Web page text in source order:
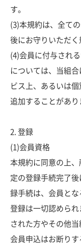
す。
(3)本規約は、全て
後にお守りいただく
(4)会員に付与され
については、当組
ビス上、あるいは
追加することがあり
2. 登録
(1)会員資格
本規約に同意の上
定の登録手続完了
録手続は、会員と
登録は一切認めら
された方やその他
会員申込はお断りす